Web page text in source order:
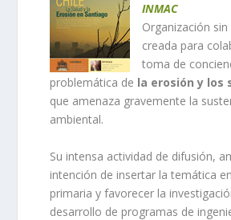
INMAC
Organización
creada para
toma de
problemática de la erosión y los
que amenaza gravemente la
ambiental.
Su intensa actividad de difusión,
intención de insertar la temática
primaria y favorecer la
desarrollo de programas de